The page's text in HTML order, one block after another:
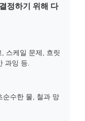
정하기 위해 다
스케일 문제, 흐릿
과잉 등.
순수한 물, 철과 망